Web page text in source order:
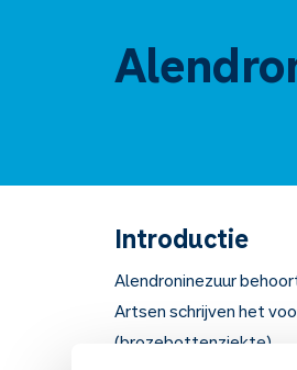
Introductie
Alendroninezuur
Artsen schrijven het
(brozebottenziekte).